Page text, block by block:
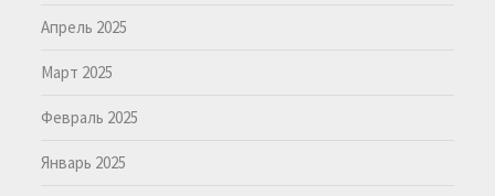
Апрель 2025
Март 2025
Февраль 2025
Январь 2025